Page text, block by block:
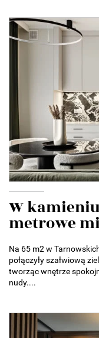
W
metrowe
Na 65 m2 w
połączyły szałwiową
tworząc wnętrze
nudy....